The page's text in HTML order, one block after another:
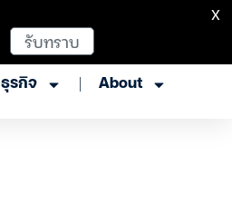
ธุรกิจ About
รับทราบ
X